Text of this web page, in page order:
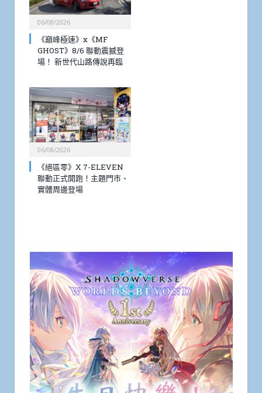
06/08/2026
《巔峰極速》x《MF
GHOST》8/6 聯動震撼登
場！ 新世代山路傳說再臨
06/08/2026
《絕區零》X 7-ELEVEN
聯動正式開跑！主題門市、
實體周邊登場